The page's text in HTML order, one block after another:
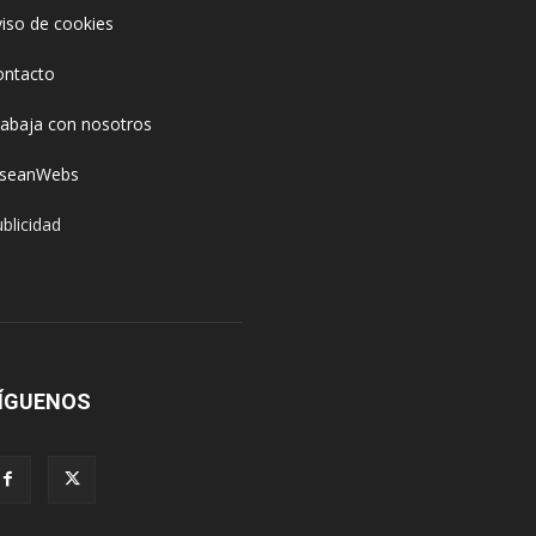
de cookies
con nosotros